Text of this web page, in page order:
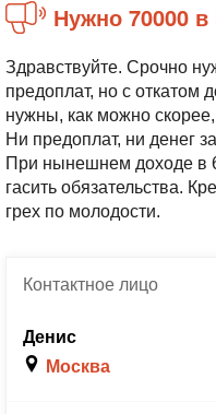
Нужно 70000
Здравствуйте. Срочно
предоплат, но с откатом
нужны, как можно
Ни предоплат, ни денег
При нынешнем доходе в
гасить обязательства.
грех по молодости.
Контактноелицо
Денис
Москва